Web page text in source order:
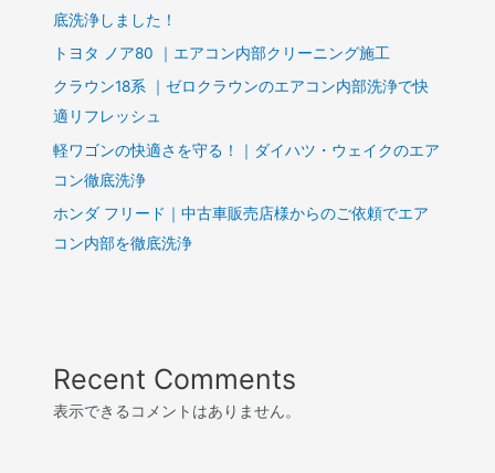
底洗浄しました！
トヨタ ノア80 ｜エアコン内部クリーニング施工
クラウン18系 ｜ゼロクラウンのエアコン内部洗浄で快
適リフレッシュ
軽ワゴンの快適さを守る！｜ダイハツ・ウェイクのエア
コン徹底洗浄
ホンダ フリード｜中古車販売店様からのご依頼でエア
コン内部を徹底洗浄
Recent Comments
表示できるコメントはありません。